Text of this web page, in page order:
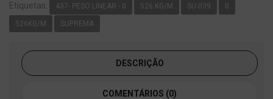
Etiquetas: 437- PESO LINEAR - 0 526 KG/M SU-039 0
526KG/M SUPREMA
DESCRIÇÃO
COMENTÁRIOS (0)